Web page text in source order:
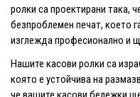
ролки са проектирани така,
безпроблемен печат, което
изглежда професионално и
Нашите касови ролки са
която е устойчива на